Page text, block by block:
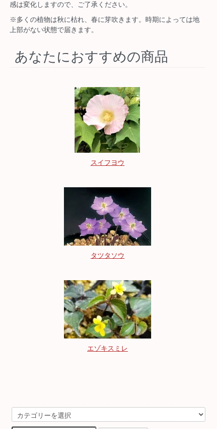
感は変化しますので、ご了承ください。
※多くの植物は秋に枯れ、春に芽吹きます。時期によっては地
上部がない状態で届きます。
あなたにおすすめの商品
スイフヨウ
タツタソウ
エゾキスミレ